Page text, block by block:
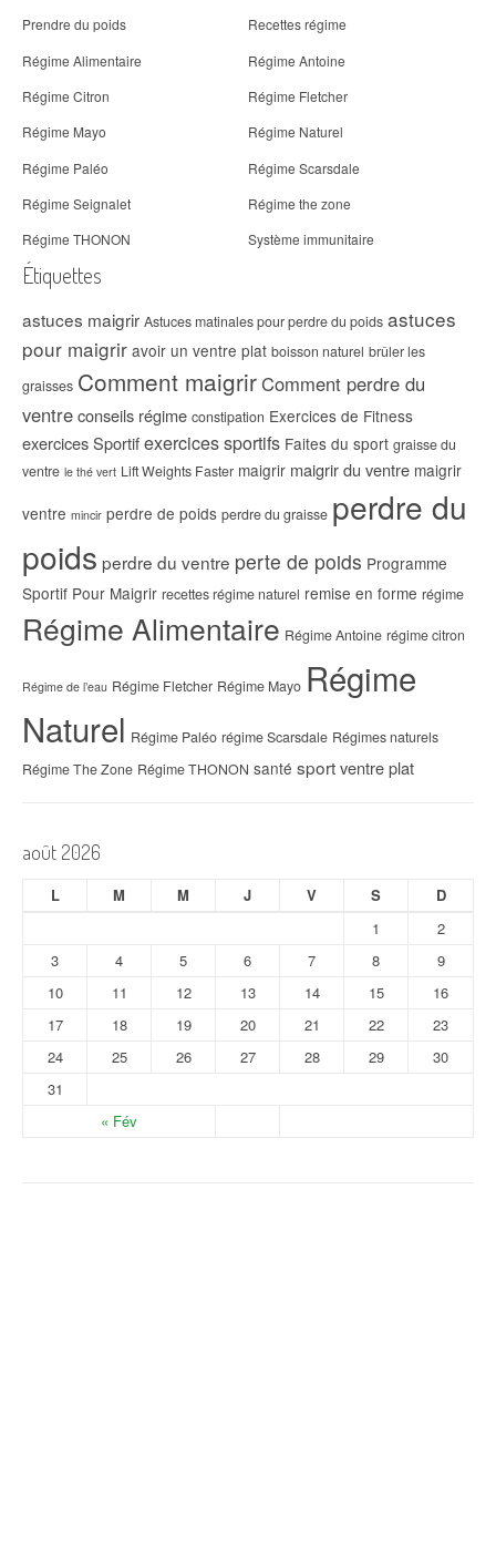
Prendre du poids
Recettes régime
Régime Alimentaire
Régime Antoine
Régime Citron
Régime Fletcher
Régime Mayo
Régime Naturel
Régime Paléo
Régime Scarsdale
Régime Seignalet
Régime the zone
Régime THONON
Système immunitaire
Étiquettes
astuces maigrir Astuces matinales pour perdre du poids astuces
pour maigrir avoir un ventre plat boisson naturel brûler les
graisses Comment maigrirComment perdre du
ventreconseils régime constipation Exercices de Fitness
exercices Sportifexercices sportifs Faites du sport graisse du
ventre le thé vert Lift Weights Faster maigrir maigrir du ventre maigrir
ventre mincir perdre de poids perdre du graisse perdre du
poids perdre du ventre perte de poids Programme
Sportif Pour Maigrir recettes régime naturel remise en forme régime
Régime Alimentaire Régime Antoine régime citron
Régime de l’eau Régime Fletcher Régime Mayo Régime
Naturel Régime Paléo régime Scarsdale Régimes naturels
Régime The Zone Régime THONON santé sportventre plat
août 2026
L M M J V S D
« Fév
1
2
3
4 5 6 7 8
9
10
11 12 13 14 15
16
17
18 19 20 21 22
23
24
25 26 27 28 29
30
31